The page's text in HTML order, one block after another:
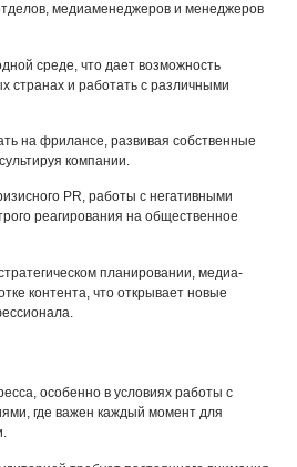
медиаменеджеров и менеджеров
среде, что дает возможность
странах и работать с различными
на фрилансе, развивая собственные
компании.
PR, работы с негативными
реагирования на общественное
планировании, медиа-
контента, что открывает новые
особенно в условиях работы с
где важен каждый момент для